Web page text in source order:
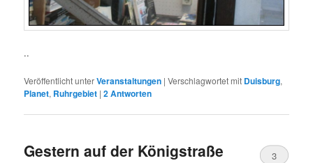
..
Veröffentlicht unterVeranstaltungen |Verschlagwortet mit Duisburg,
Planet, Ruhrgebiet |2Antworten
Gestern auf der Königstraße 3